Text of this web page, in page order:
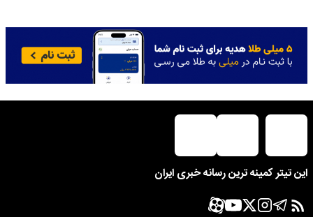
این تیتر کمینه ترین رسانه خبری ایران